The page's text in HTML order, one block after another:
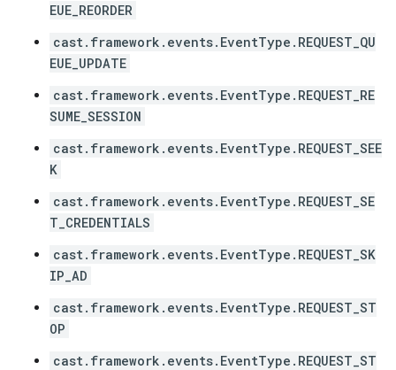
EUE_REORDER
cast.framework.events.EventType.REQUEST_QU
EUE_UPDATE
cast.framework.events.EventType.REQUEST_RE
SUME_SESSION
cast.framework.events.EventType.REQUEST_SEE
K
cast.framework.events.EventType.REQUEST_SE
T_CREDENTIALS
cast.framework.events.EventType.REQUEST_SK
IP_AD
cast.framework.events.EventType.REQUEST_ST
OP
cast.framework.events.EventType.REQUEST_ST